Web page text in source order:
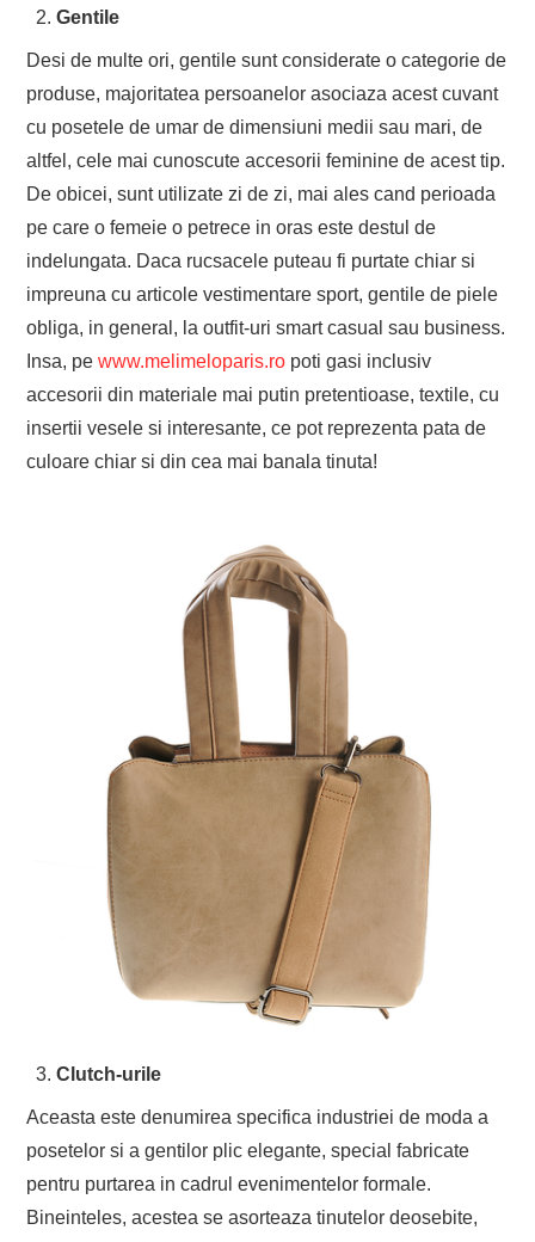
Gentile
Desi de multe ori, gentile sunt considerate o categorie de
produse, majoritatea persoanelor asociaza acest cuvant
cu posetele de umar de dimensiuni medii sau mari, de
altfel, cele mai cunoscute accesorii feminine de acest tip.
De obicei, sunt utilizate zi de zi, mai ales cand perioada
pe care o femeie o petrece in oras este destul de
indelungata. Daca rucsacele puteau fi purtate chiar si
impreuna cu articole vestimentare sport, gentile de piele
obliga, in general, la outfit-uri smart casual sau business.
Insa, pewww.melimeloparis.ro poti gasi inclusiv
accesorii din materiale mai putin pretentioase, textile, cu
insertii vesele si interesante, ce pot reprezenta pata de
culoare chiar si din cea mai banala tinuta!
Clutch-urile
Aceasta este denumirea specifica industriei de moda a
posetelor si a gentilor plic elegante, special fabricate
pentru purtarea in cadrul evenimentelor formale.
Bineinteles, acestea se asorteaza tinutelor deosebite,